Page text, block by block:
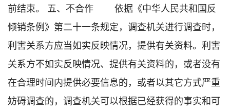
前结束。 五、不合作 依据《中华人民共和国反
倾销条例》第二十一条规定，调查机关进行调查时，
利害关系方应当如实反映情况，提供有关资料。利害
关系方不如实反映情况、提供有关资料的，或者没有
在合理时间内提供必要信息的，或者以其它方式严重
妨碍调查的，调查机关可以根据已经获得的事实和可